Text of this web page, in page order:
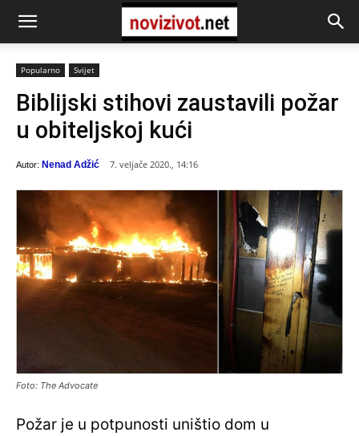
Popularno Svijet
Biblijski stihovi zaustavili požar
u obiteljskoj kući
Autor: Nenad Adžić 7. veljače 2020., 14:16
Foto: The Advocate
Požar je u potpunosti uništio dom u